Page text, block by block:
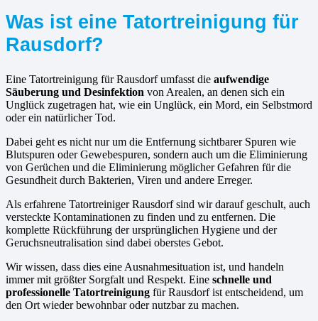
Was ist eine Tatortreinigung für
Rausdorf?
Eine Tatortreinigung für Rausdorf umfasst die aufwendige
Säuberung und Desinfektion von Arealen, an denen sich ein
Unglück zugetragen hat, wie ein Unglück, ein Mord, ein Selbstmord
oder ein natürlicher Tod.
Dabei geht es nicht nur um die Entfernung sichtbarer Spuren wie
Blutspuren oder Gewebespuren, sondern auch um die Eliminierung
von Gerüchen und die Eliminierung möglicher Gefahren für die
Gesundheit durch Bakterien, Viren und andere Erreger.
Als erfahrene Tatortreiniger Rausdorf sind wir darauf geschult, auch
versteckte Kontaminationen zu finden und zu entfernen. Die
komplette Rückführung der ursprünglichen Hygiene und der
Geruchsneutralisation sind dabei oberstes Gebot.
Wir wissen, dass dies eine Ausnahmesituation ist, und handeln
immer mit größter Sorgfalt und Respekt. Eine schnelle und
professionelle Tatortreinigung für Rausdorf ist entscheidend, um
den Ort wieder bewohnbar oder nutzbar zu machen.